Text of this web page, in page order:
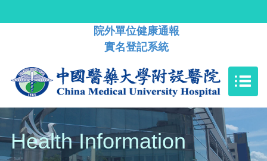
院外單位健康通報
實名登記系統
Health Information